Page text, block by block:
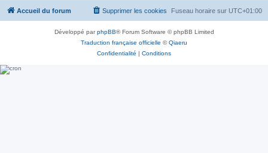
e
Accueil du forum Fuseau horaire sur UTC+01:00
Supprimer les cookies
Développé parphpBB® Forum Software © phpBB Limited
Traduction française officielle ©Qiaeru
Confidentialité | Conditions